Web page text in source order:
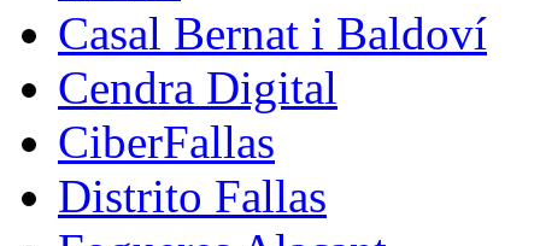
Casal Bernat i Baldoví
Cendra Digital
CiberFallas
Distrito Fallas